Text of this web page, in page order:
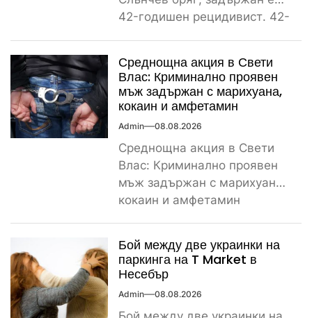
42-годишен рецидивист. 42-
ямболското...
Среднощна акция в Свети
Влас: Криминално проявен
мъж задържан с марихуана,
кокаин и амфетамин
Admin 08.08.2026
Среднощна акция в Свети
Влас: Криминално проявен
мъж задържан с марихуана,
кокаин и амфетамин
Бой между две украинки на
паркинга на T Market в
Несебър
Admin 08.08.2026